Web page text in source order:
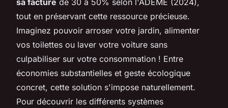
tout en préservant cette ressource précieuse.
Imaginez pouvoir arroser votre jardin, alimenter
vos toilettes ou laver votre voiture sans
culpabiliser sur votre consommation ! Entre
économies substantielles et geste écologique
concret, cette solution s'impose naturellement.
Pour découvrir les différents systèmes